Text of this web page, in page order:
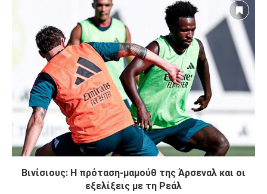
Βινίσιους: Η πρόταση-μαμούθ της Άρσεναλ και οι
εξελίξεις με τη Ρεάλ